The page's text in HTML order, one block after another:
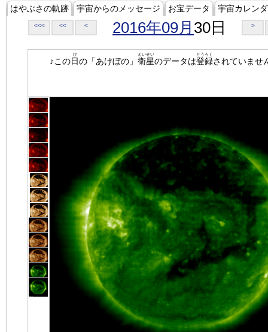
はやぶさの軌跡 宇宙からのメッセージ お宝データ 宇宙カレン
<<< << < 2016年09月 30日 >
♪この日
ひ
の「あけぼの」 衛星
えいせい
のデータは登録
とうろく
されていませ